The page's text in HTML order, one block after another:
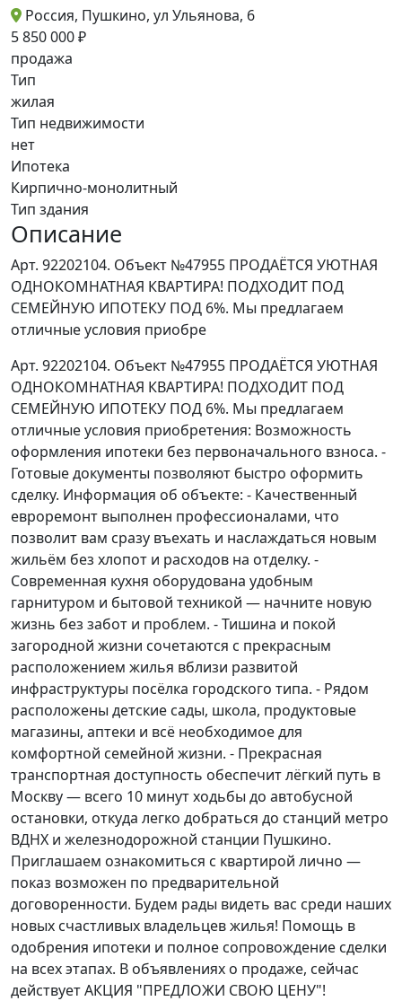
Россия, Пушкино, ул Ульянова, 6
5 850 000 ₽
продажа
Тип
жилая
Тип недвижимости
нет
Ипотека
Кирпично-монолитный
Тип здания
Описание
Арт. 92202104. Объект №47955 ПРОДАЁТСЯ УЮТНАЯ
ОДНОКОМНАТНАЯ КВАРТИРА! ПОДХОДИТ ПОД
СЕМЕЙНУЮ ИПОТЕКУ ПОД 6%. Мы предлагаем
отличные условия приобре
Арт. 92202104. Объект №47955 ПРОДАЁТСЯ УЮТНАЯ
ОДНОКОМНАТНАЯ КВАРТИРА! ПОДХОДИТ ПОД
СЕМЕЙНУЮ ИПОТЕКУ ПОД 6%. Мы предлагаем
отличные условия приобретения: Возможность
оформления ипотеки без первоначального взноса. -
Готовые документы позволяют быстро оформить
сделку. Информация об объекте: - Качественный
евроремонт выполнен профессионалами, что
позволит вам сразу въехать и наслаждаться новым
жильём без хлопот и расходов на отделку. -
Современная кухня оборудована удобным
гарнитуром и бытовой техникой — начните новую
жизнь без забот и проблем. - Тишина и покой
загородной жизни сочетаются с прекрасным
расположением жилья вблизи развитой
инфраструктуры посёлка городского типа. - Рядом
расположены детские сады, школа, продуктовые
магазины, аптеки и всё необходимое для
комфортной семейной жизни. - Прекрасная
транспортная доступность обеспечит лёгкий путь в
Москву — всего 10 минут ходьбы до автобусной
остановки, откуда легко добраться до станций метро
ВДНХ и железнодорожной станции Пушкино.
Приглашаем ознакомиться с квартирой лично —
показ возможен по предварительной
договоренности. Будем рады видеть вас среди наших
новых счастливых владельцев жилья! Помощь в
одобрения ипотеки и полное сопровождение сделки
на всех этапах. В объявлениях о продаже, сейчас
действует АКЦИЯ "ПРЕДЛОЖИ СВОЮ ЦЕНУ"!